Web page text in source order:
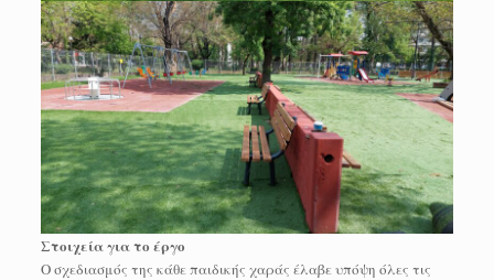
Στοιχεία για το έργο
Ο σχεδιασμός της κάθε παιδικής χαράς έλαβε υπόψη όλες τις